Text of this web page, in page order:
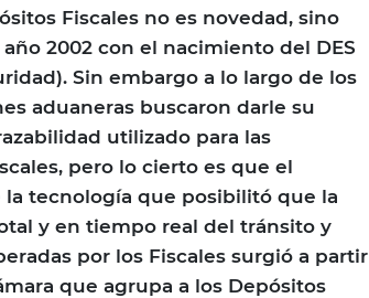
Fiscales no es novedad, sino
2002 con el nacimiento del DES
Sin embargo a lo largo de los
aduaneras buscaron darle su
utilizado para las
pero lo cierto es que el
tecnología que posibilitó que la
y en tiempo real del tránsito y
por los Fiscales surgió a partir
que agrupa a los Depósitos